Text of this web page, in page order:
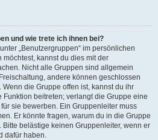
und wie trete ich ihnen bei?
„Benutzergruppen“ im persönlichen
kannst du dies mit der
Nicht alle Gruppen sind allgemein
andere können geschlossen
die Gruppe offen ist, kannst du ihr
beitreten; verlangt die Gruppe eine
sie bewerben. Ein Gruppenleiter muss
Er könnte fragen, warum du in die Gruppe
belästige keinen Gruppenleiter, wenn er
dafür haben.